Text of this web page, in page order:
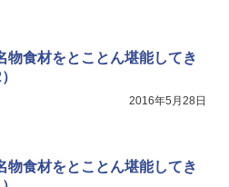
物食材をとことん堪能してき
2016年5月28日
物食材をとことん堪能してき